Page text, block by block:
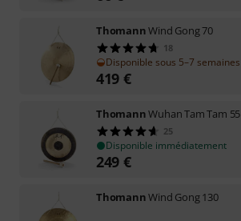
ThomannWind Gong 70
18
Disponible sous 5–7 semaines
419 €
ThomannWuhan Tam Tam 55
25
Disponible immédiatement
249 €
ThomannWind Gong 130